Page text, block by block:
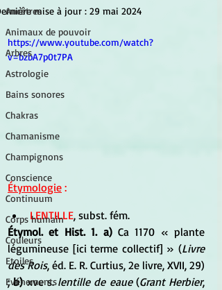
Ancêtres
Animaux de pouvoir
Arbres
Astrologie
Bains sonores
Chakras
Chamanisme
Champignons
Conscience
Continuum
Corps humain
Couleurs
Etoiles
Evénements
mise à jour : 29 mai 2024
https://www.youtube.com/watch?
v=bzbA7p0t7PA
Étymologie :
LENTILLE, subst. fém.
Étymol. et Hist. 1. a) Ca 1170 « plante
légumineuse [ici terme collectif] » (Livre
des Rois, éd. E. R. Curtius, 2e livre, XVII, 29)
; b) xve s. lentille de eaue (Grant Herbier,